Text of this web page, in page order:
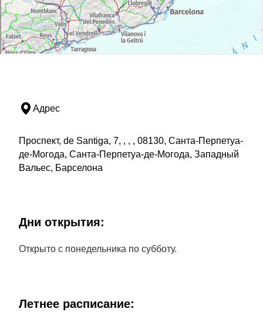
Адрес
Проспект, de Santiga, 7, , , , 08130, Санта-Перпетуа-
де-Могода, Санта-Перпетуа-де-Могода, Западный
Вальес, Барселона
Дни открытия:
Открыто с понедельника по субботу.
Летнее расписание: